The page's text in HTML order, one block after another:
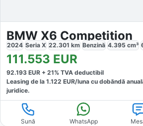
BMW X6 Competition
2024 Seria X 22.301 km Benzină 4.395 cm³
111.553 EUR
92.193 EUR + 21% TVA deductibil
Leasing de la 1.122 EUR/luna cu dobăndă
juridice.
Sună WhatsApp